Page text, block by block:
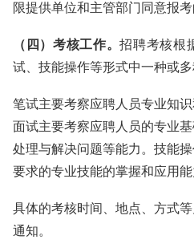
限提供单位和主管部门同意报考
（四）考核工作。招聘考核根
试、技能操作等形式中一种或多
笔试主要考察应聘人员专业知
面试主要考察应聘人员的专业
处理与解决问题等能力。技能
要求的专业技能的掌握和应用能
具体的考核时间、地点、方式
通知。